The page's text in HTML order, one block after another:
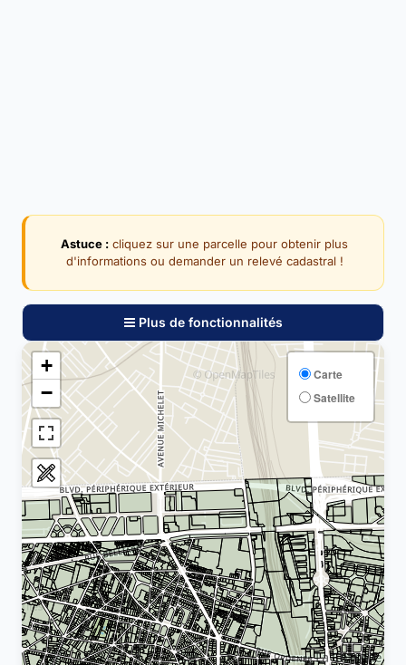
Astuce : cliquez sur une parcelle pour obtenir plus
d'informations ou demander un relevé cadastral !
Plus de fonctionnalités
+
−
Carte
Satellite